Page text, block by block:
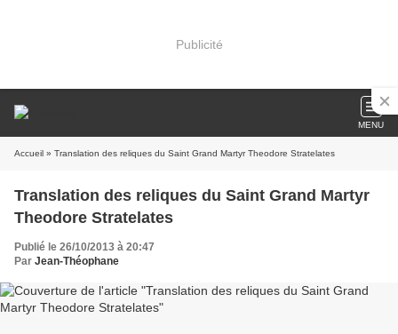
Publicité
MENU
Accueil » Translation des reliques du Saint Grand Martyr Theodore Stratelates
Translation des reliques du Saint Grand Martyr
Theodore Stratelates
Publié le 26/10/2013 à 20:47
Par Jean-Théophane